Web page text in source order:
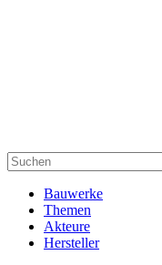
Bauwerke
Themen
Akteure
Hersteller